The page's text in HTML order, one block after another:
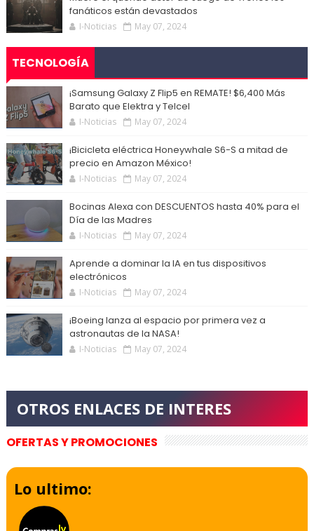
fanáticos están devastados
I-Noticias May 07, 2024
TECNOLOGÍA
¡Samsung Galaxy Z Flip5 en REMATE! $6,400 Más
Barato que Elektra y Telcel
I-Noticias May 07, 2024
¡Bicicleta eléctrica Honeywhale S6-S a mitad de
precio en Amazon México!
I-Noticias May 07, 2024
Bocinas Alexa con DESCUENTOS hasta 40% para el
Día de las Madres
I-Noticias May 07, 2024
Aprende a dominar la IA en tus dispositivos
electrónicos
I-Noticias May 07, 2024
¡Boeing lanza al espacio por primera vez a
astronautas de la NASA!
I-Noticias May 07, 2024
OFERTAS Y PROMOCIONES
Lo ultimo: